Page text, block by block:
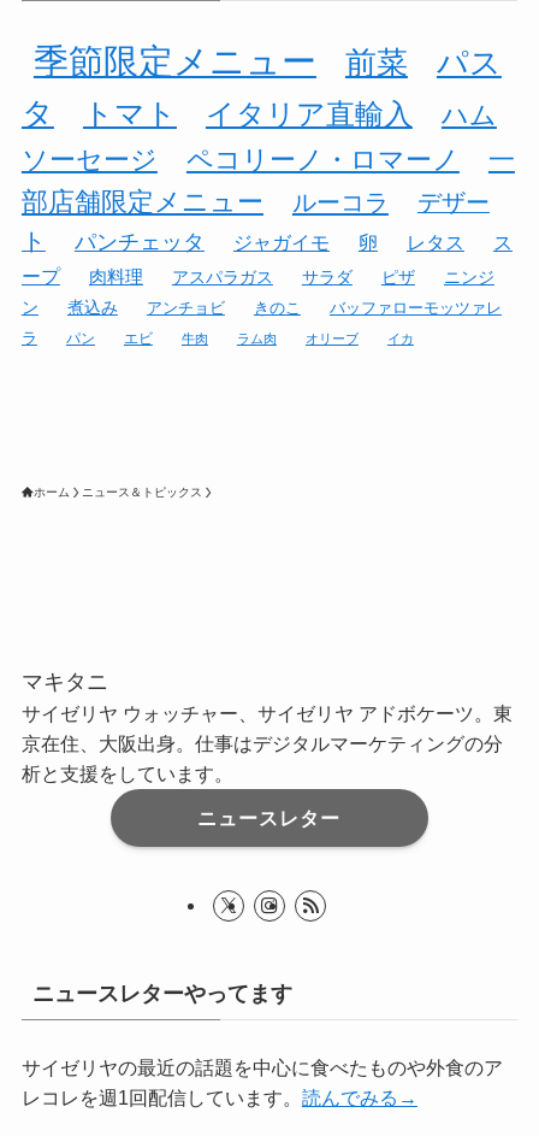
季節限定メニュー 前菜
パス
タ
トマト イタリア直輸入
ハム
ソーセージ
ペコリーノ・ロマーノ
一
部店舗限定メニュー
ルーコラ
デザー
ト
パンチェッタ ジャガイモ 卵 レタス
ス
ープ
肉料理 アスパラガス サラダ ピザ
ニンジ
ン
煮込み アンチョビ きのこ
バッファローモッツァレ
ラ
パン エビ 牛肉 ラム肉 オリーブ イカ
ホーム ニュース＆トピックス
マキタニ
サイゼリヤ ウォッチャー、サイゼリヤ アドボケーツ。東
京在住、大阪出身。仕事はデジタルマーケティングの分
析と支援をしています。
ニュースレター
ニュースレターやってます
サイゼリヤの最近の話題を中心に食べたものや外食のア
レコレを週1回配信しています。 読んでみる→